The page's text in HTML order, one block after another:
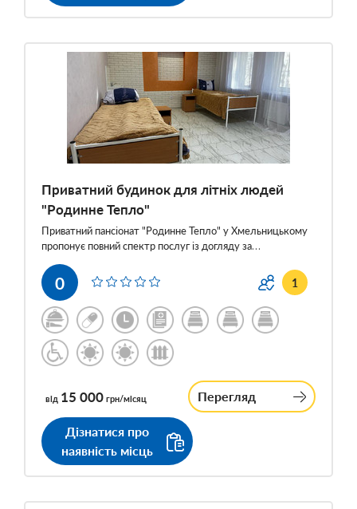
Приватний будинок для літніх людей
"Родинне Тепло"
Приватний пансіонат "Родинне Тепло" у Хмельницькому
пропонує повний спектр послуг із догляду за…
0 1
від 15 000 грн/місяц Перегляд
Дізнатися про
наявність місць